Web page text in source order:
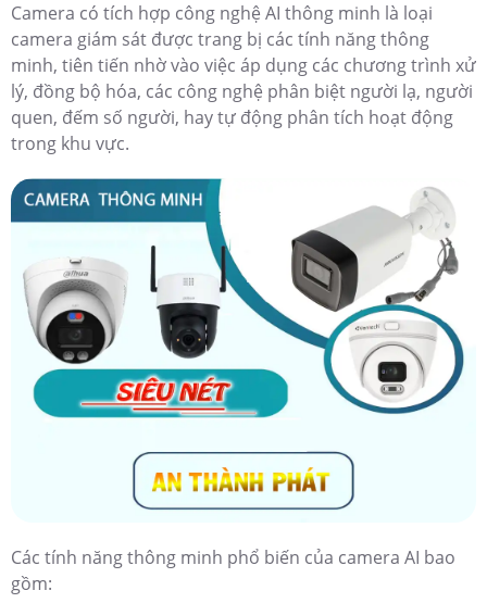
Camera có tích hợp công nghệ AI thông minh là loại
camera giám sát được trang bị các tính năng thông
minh, tiên tiến nhờ vào việc áp dụng các chương trình xử
lý, đồng bộ hóa, các công nghệ phân biệt người lạ, người
quen, đếm số người, hay tự động phân tích hoạt động
trong khu vực.
Các tính năng thông minh phổ biến của camera AI bao
gồm: